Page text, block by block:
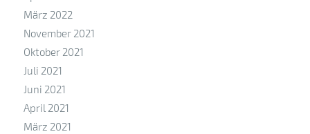
März 2022
November 2021
Oktober 2021
Juli 2021
Juni 2021
April 2021
März 2021